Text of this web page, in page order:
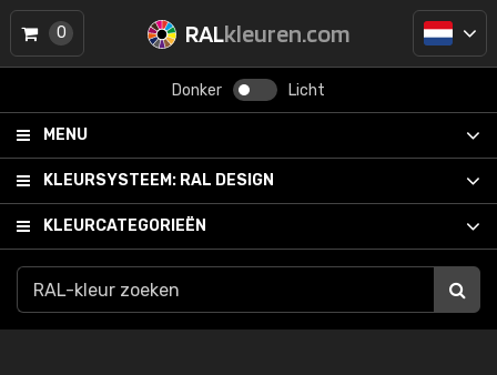
RALkleuren.com
Donker Licht
MENU
KLEURSYSTEEM: RAL DESIGN
KLEURCATEGORIEËN
0